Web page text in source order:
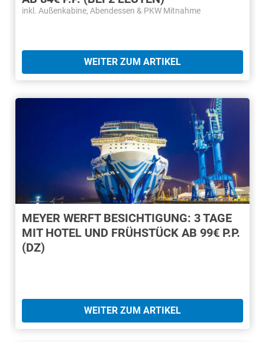
inkl. Außenkabine, Abendessen & PKW Mitnahme
WEITER ZUM ARTIKEL
MEYER WERFT BESICHTIGUNG: 3 TAGE
MIT HOTEL UND FRÜHSTÜCK AB 99€ P.P.
(DZ)
WEITER ZUM ARTIKEL